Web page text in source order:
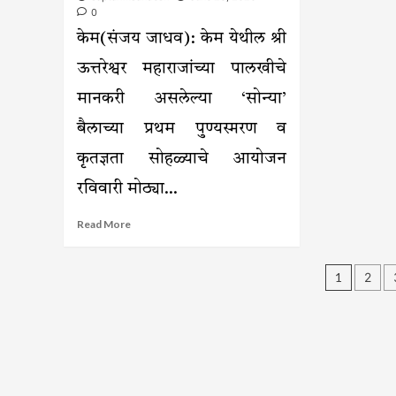
फाळके
पुरस्कार
0
केम(संजय जाधव): केम येथील श्री
ऊत्तरेश्वर महाराजांच्या पालखीचे
मानकरी असलेल्या ‘सोन्या’
बैलाच्या प्रथम पुण्यस्मरण व
कृतज्ञता सोहळ्याचे आयोजन
रविवारी मोठ्या...
Read MoreRead
1 2